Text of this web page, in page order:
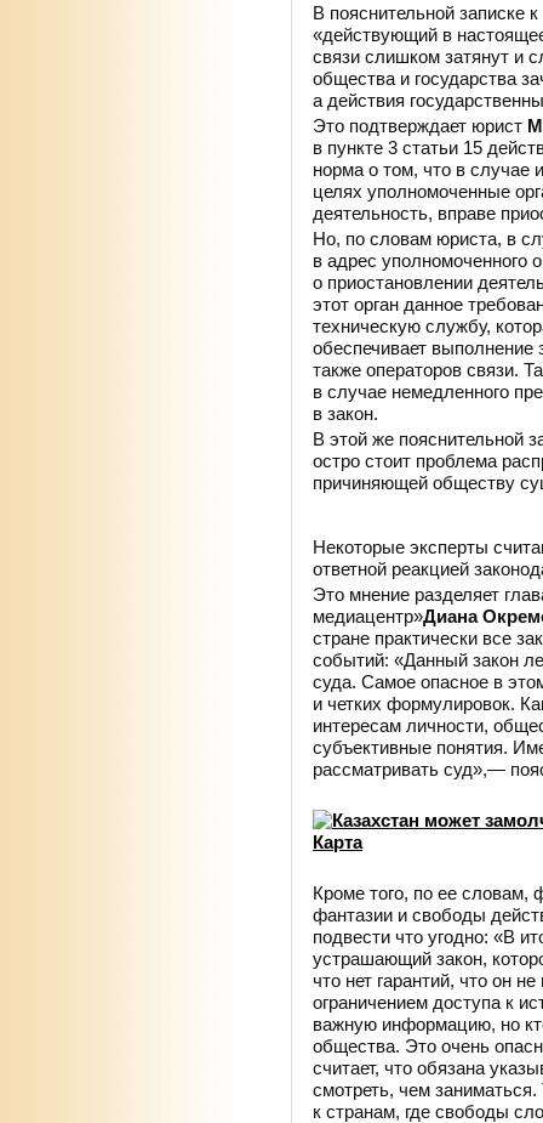
В пояснительной записке
«действующий в
связи слишком затянут и
общества и государства
а действия
Это подтверждает юрист
в пункте 3 статьи 15
норма о том, что в случае
целях уполномоченные
деятельность, вправе
Но, по словам юриста, в
в адрес уполномоченного
о приостановлении
этот орган данное
техническую службу,
обеспечивает выполнение
также операторов связи.
в случае немедленного
в закон.
В этой же пояснительной
остро стоит проблема
причиняющей обществу
Некоторые эксперты
ответной реакцией
Это мнение разделяет
медиацентр»Диана
стране практически все
событий: «Данный закон
суда. Самое опасное в
и четких формулировок.
интересам личности,
субъективные понятия.
рассматривать суд»,—
Кроме того, по ее словам,
фантазии и свободы
подвести что угодно: «В
устрашающий закон,
что нет гарантий, что он
ограничением доступа к
важную информацию, но
общества. Это очень
считает, что обязана
смотреть, чем
к странам, где свободы